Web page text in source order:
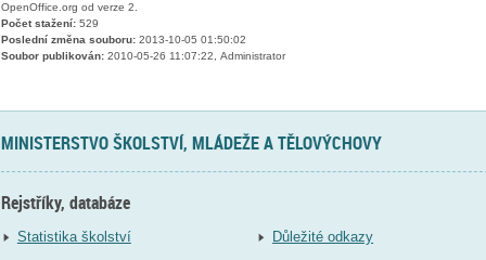
OpenOffice.org od verze 2.
Počet stažení:529
Poslední změna souboru:2013-10-05 01:50:02
Soubor publikován:2010-05-26 11:07:22, Administrator
MINISTERSTVO ŠKOLSTVÍ, MLÁDEŽE A TĚLOVÝCHOVY
Rejstříky, databáze
Statistika školství
Důležité odkazy